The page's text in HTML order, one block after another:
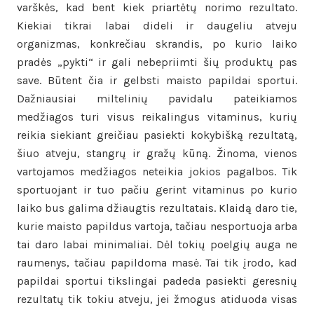
varškės, kad bent kiek priartėtų norimo rezultato.
Kiekiai tikrai labai dideli ir daugeliu atveju
organizmas, konkrečiau skrandis, po kurio laiko
pradės „pykti“ ir gali nebepriimti šių produktų pas
save. Būtent čia ir gelbsti maisto papildai sportui.
Dažniausiai miltelinių pavidalu pateikiamos
medžiagos turi visus reikalingus vitaminus, kurių
reikia siekiant greičiau pasiekti kokybišką rezultatą,
šiuo atveju, stangrų ir gražų kūną. Žinoma, vienos
vartojamos medžiagos neteikia jokios pagalbos. Tik
sportuojant ir tuo pačiu gerint vitaminus po kurio
laiko bus galima džiaugtis rezultatais. Klaidą daro tie,
kurie maisto papildus vartoja, tačiau nesportuoja arba
tai daro labai minimaliai. Dėl tokių poelgių auga ne
raumenys, tačiau papildoma masė. Tai tik įrodo, kad
papildai sportui tikslingai padeda pasiekti geresnių
rezultatų tik tokiu atveju, jei žmogus atiduoda visas